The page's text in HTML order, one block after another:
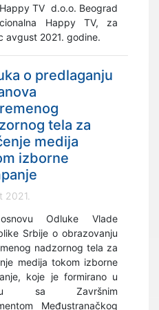
TV d.o.o. Beograd
Happy TV, za
avgust 2021. godine.
o predlaganju
tela za
medija
izborne
2021.
Odluke Vlade
Srbije o obrazovanju
nadzornog tela za
medija tokom izborne
koje je formirano u
sa Završnim
Međustranačkog